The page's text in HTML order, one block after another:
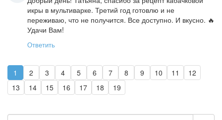
икры в мультиварке. Третий год готовлю и не
переживаю, что не получится. Все доступно. И вкусно. 🔥
Удачи Вам!
Ответить
1 2 3 4 5 6 7 8 9 10 11
12
13
14 15 16 17 18 19